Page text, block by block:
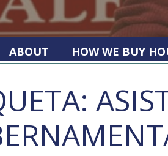
ABOUT HOW WE BUY